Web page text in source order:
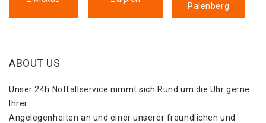
Palenberg
ABOUT US
Unser 24h Notfallservice nimmt sich Rund um die Uhr gerne
Ihrer
Angelegenheiten an und einer unserer freundlichen und